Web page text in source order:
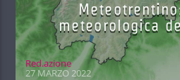
meteorologica
Red.azione
27 MARZO 2022